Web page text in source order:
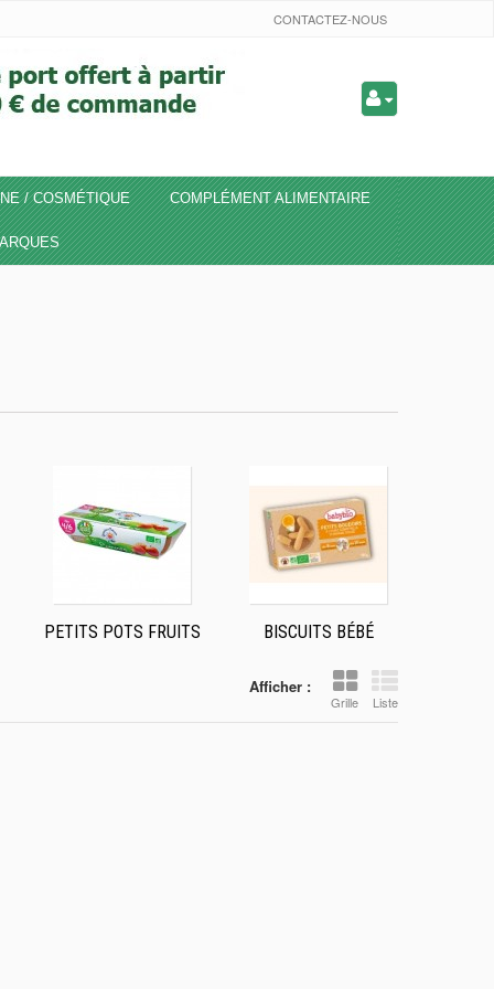
CONTACTEZ-NOUS
/ COSMÉTIQUE COMPLÉMENT ALIMENTAIRE
PETITS POTS FRUITS BISCUITS BÉBÉ
Afficher :
Grille Liste